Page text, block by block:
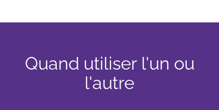
Quand utiliser l'un ou
l'autre